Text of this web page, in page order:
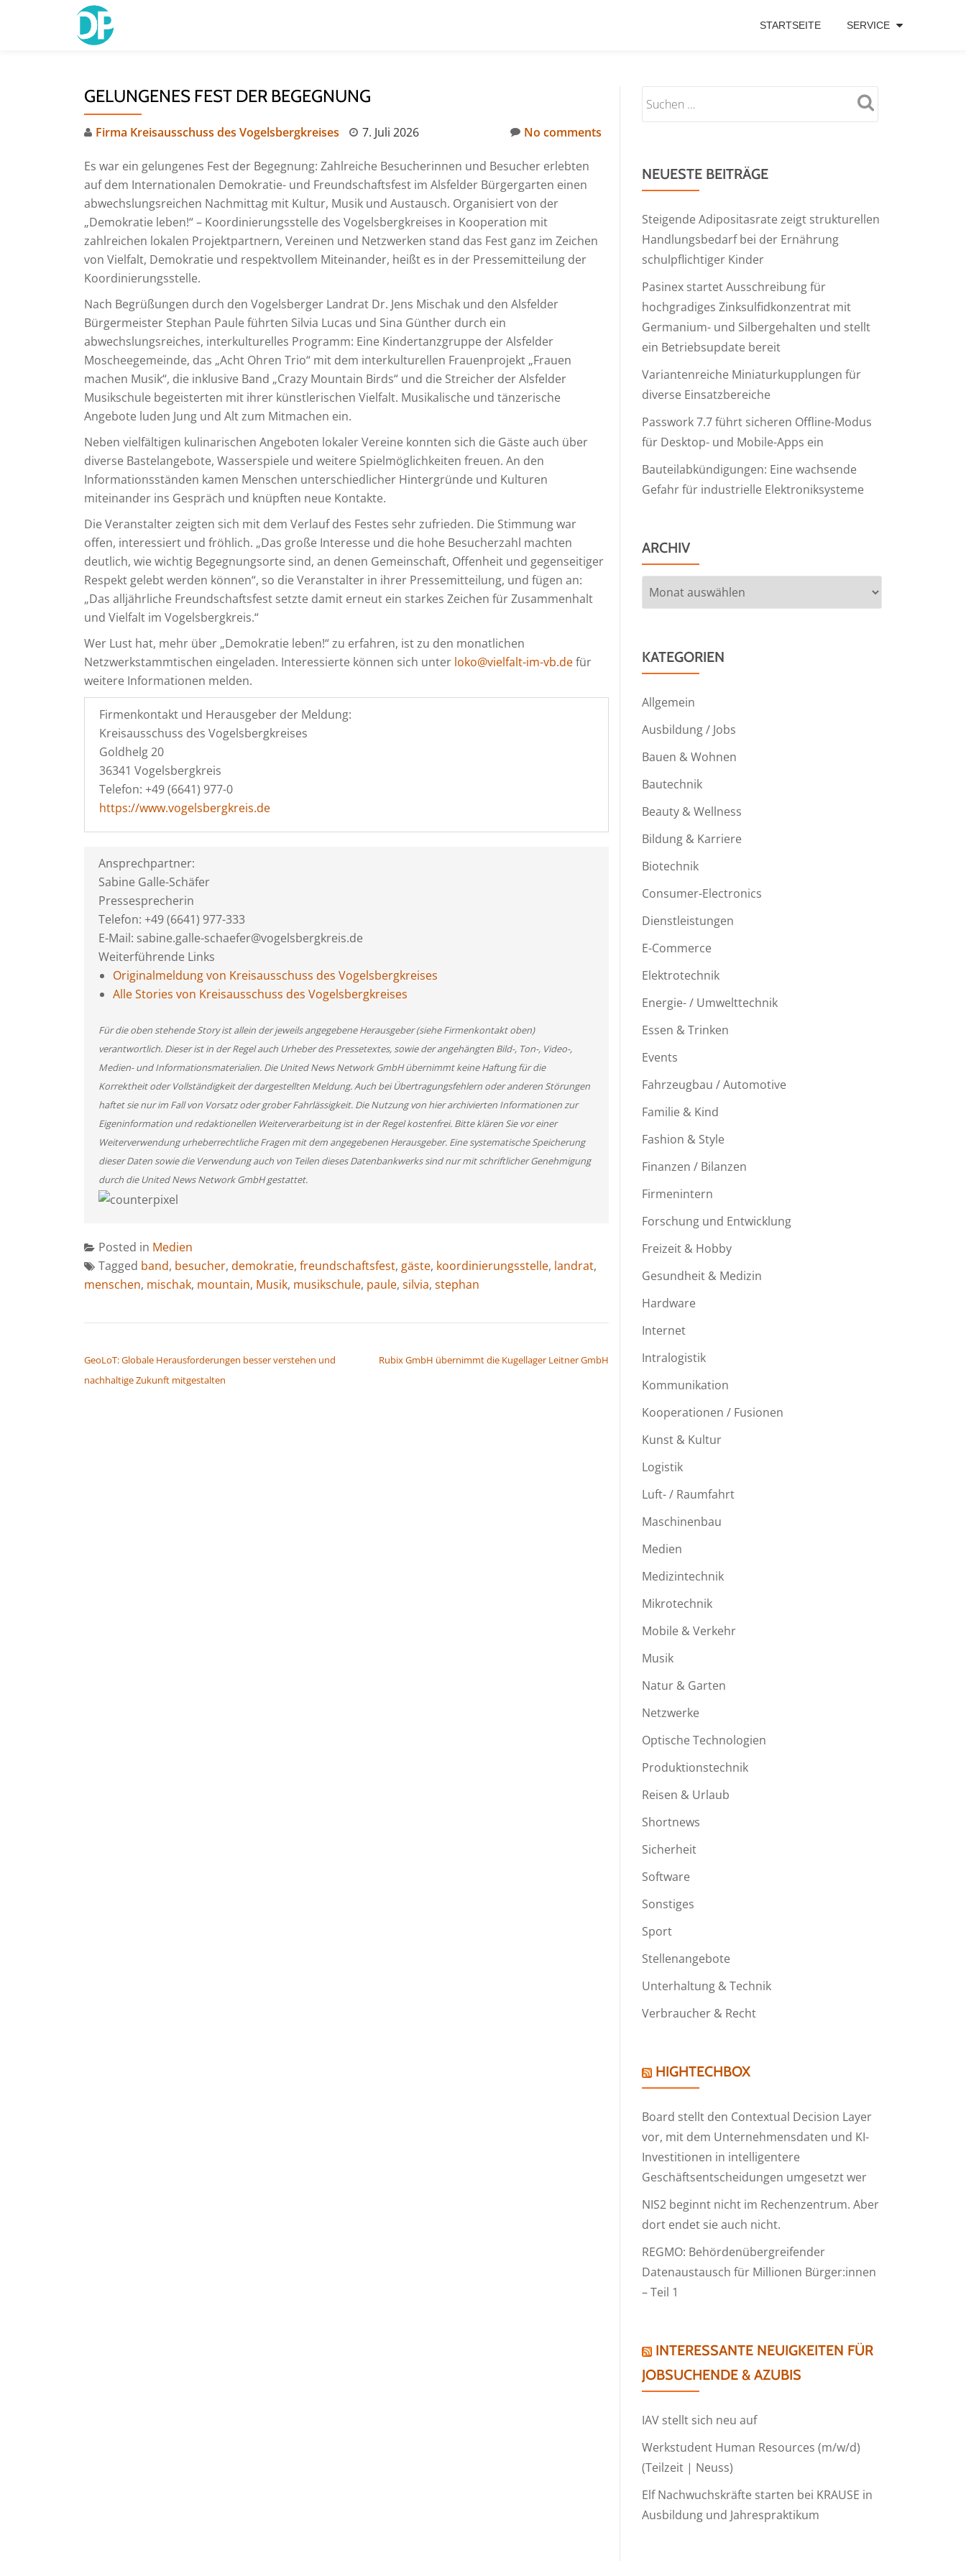
STARTSEITE SERVICE
GELUNGENES FEST DER BEGEGNUNG
Firma Kreisausschuss des Vogelsbergkreises 7. Juli 2026 No comments
Es war ein gelungenes Fest der Begegnung: Zahlreiche Besucherinnen und Besucher erlebten
auf dem Internationalen Demokratie- und Freundschaftsfest im Alsfelder Bürgergarten einen
abwechslungsreichen Nachmittag mit Kultur, Musik und Austausch. Organisiert von der
„Demokratie leben!“ – Koordinierungsstelle des Vogelsbergkreises in Kooperation mit
zahlreichen lokalen Projektpartnern, Vereinen und Netzwerken stand das Fest ganz im Zeichen
von Vielfalt, Demokratie und respektvollem Miteinander, heißt es in der Pressemitteilung der
Koordinierungsstelle.
Nach Begrüßungen durch den Vogelsberger Landrat Dr. Jens Mischak und den Alsfelder
Bürgermeister Stephan Paule führten Silvia Lucas und Sina Günther durch ein
abwechslungsreiches, interkulturelles Programm: Eine Kindertanzgruppe der Alsfelder
Moscheegemeinde, das „Acht Ohren Trio“ mit dem interkulturellen Frauenprojekt „Frauen
machen Musik“, die inklusive Band „Crazy Mountain Birds“ und die Streicher der Alsfelder
Musikschule begeisterten mit ihrer künstlerischen Vielfalt. Musikalische und tänzerische
Angebote luden Jung und Alt zum Mitmachen ein.
Neben vielfältigen kulinarischen Angeboten lokaler Vereine konnten sich die Gäste auch über
diverse Bastelangebote, Wasserspiele und weitere Spielmöglichkeiten freuen. An den
Informationsständen kamen Menschen unterschiedlicher Hintergründe und Kulturen
miteinander ins Gespräch und knüpften neue Kontakte.
Die Veranstalter zeigten sich mit dem Verlauf des Festes sehr zufrieden. Die Stimmung war
offen, interessiert und fröhlich. „Das große Interesse und die hohe Besucherzahl machten
deutlich, wie wichtig Begegnungsorte sind, an denen Gemeinschaft, Offenheit und gegenseitiger
Respekt gelebt werden können“, so die Veranstalter in ihrer Pressemitteilung, und fügen an:
„Das alljährliche Freundschaftsfest setzte damit erneut ein starkes Zeichen für Zusammenhalt
und Vielfalt im Vogelsbergkreis.“
Wer Lust hat, mehr über „Demokratie leben!“ zu erfahren, ist zu den monatlichen
Netzwerkstammtischen eingeladen. Interessierte können sich unter loko@vielfalt-im-vb.defür
weitere Informationen melden.
Firmenkontakt und Herausgeber der Meldung:
Kreisausschuss des Vogelsbergkreises
Goldhelg 20
36341 Vogelsbergkreis
Telefon: +49 (6641) 977-0
https://www.vogelsbergkreis.de
Ansprechpartner:
Sabine Galle-Schäfer
Pressesprecherin
Telefon: +49 (6641) 977-333
E-Mail: sabine.galle-schaefer@vogelsbergkreis.de
Weiterführende Links
Originalmeldung von Kreisausschuss des Vogelsbergkreises
Alle Stories von Kreisausschuss des Vogelsbergkreises
Für die oben stehende Story ist allein der jeweils angegebene Herausgeber (siehe Firmenkontakt oben)
verantwortlich. Dieser ist in der Regel auch Urheber des Pressetextes, sowie der angehängten Bild-, Ton-, Video-,
Medien- und Informationsmaterialien. Die United News Network GmbH übernimmt keine Haftung für die
Korrektheit oder Vollständigkeit der dargestellten Meldung. Auch bei Übertragungsfehlern oder anderen Störungen
haftet sie nur im Fall von Vorsatz oder grober Fahrlässigkeit. Die Nutzung von hier archivierten Informationen zur
Eigeninformation und redaktionellen Weiterverarbeitung ist in der Regel kostenfrei. Bitte klären Sie vor einer
Weiterverwendung urheberrechtliche Fragen mit dem angegebenen Herausgeber. Eine systematische Speicherung
dieser Daten sowie die Verwendung auch von Teilen dieses Datenbankwerks sind nur mit schriftlicher Genehmigung
durch die United News Network GmbH gestattet.
Posted in Medien
Tagged band, besucher, demokratie, freundschaftsfest, gäste, koordinierungsstelle, landrat,
menschen, mischak, mountain, Musik, musikschule, paule, silvia, stephan
GeoLoT: Globale Herausforderungen besser verstehen und
nachhaltige Zukunft mitgestalten
Rubix GmbH übernimmt die Kugellager Leitner GmbH
NEUESTE BEITRÄGE
Steigende Adipositasrate zeigt strukturellen
Handlungsbedarf bei der Ernährung
schulpflichtiger Kinder
Pasinex startet Ausschreibung für
hochgradiges Zinksulfidkonzentrat mit
Germanium- und Silbergehalten und stellt
ein Betriebsupdate bereit
Variantenreiche Miniaturkupplungen für
diverse Einsatzbereiche
Passwork 7.7 führt sicheren Offline-Modus
für Desktop- und Mobile-Apps ein
Bauteilabkündigungen: Eine wachsende
Gefahr für industrielle Elektroniksysteme
ARCHIV
Archiv
KATEGORIEN
Allgemein
Ausbildung / Jobs
Bauen & Wohnen
Bautechnik
Beauty & Wellness
Bildung & Karriere
Biotechnik
Consumer-Electronics
Dienstleistungen
E-Commerce
Elektrotechnik
Energie- / Umwelttechnik
Essen & Trinken
Events
Fahrzeugbau / Automotive
Familie & Kind
Fashion & Style
Finanzen / Bilanzen
Firmenintern
Forschung und Entwicklung
Freizeit & Hobby
Gesundheit & Medizin
Hardware
Internet
Intralogistik
Kommunikation
Kooperationen / Fusionen
Kunst & Kultur
Logistik
Luft- / Raumfahrt
Maschinenbau
Medien
Medizintechnik
Mikrotechnik
Mobile & Verkehr
Musik
Natur & Garten
Netzwerke
Optische Technologien
Produktionstechnik
Reisen & Urlaub
Shortnews
Sicherheit
Software
Sonstiges
Sport
Stellenangebote
Unterhaltung & Technik
Verbraucher & Recht
HIGHTECHBOX
Board stellt den Contextual Decision Layer
vor, mit dem Unternehmensdaten und KI-
Investitionen in intelligentere
Geschäftsentscheidungen umgesetzt wer
NIS2 beginnt nicht im Rechenzentrum. Aber
dort endet sie auch nicht.
REGMO: Behördenübergreifender
Datenaustausch für Millionen Bürger:innen
– Teil 1
INTERESSANTE NEUIGKEITEN FÜR
JOBSUCHENDE & AZUBIS
IAV stellt sich neu auf
Werkstudent Human Resources (m/w/d)
(Teilzeit | Neuss)
Elf Nachwuchskräfte starten bei KRAUSE in
Ausbildung und Jahrespraktikum